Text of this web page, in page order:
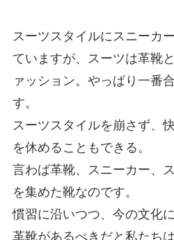
スーツスタイルにスニーカ
ていますが、スーツは革靴
ァッション。やっぱり一番
す。
スーツスタイルを崩さず、
を休めることもできる。
言わば革靴、スニーカー、
を集めた靴なのです。
慣習に沿いつつ、今の文化
革靴があるべきだと私たち